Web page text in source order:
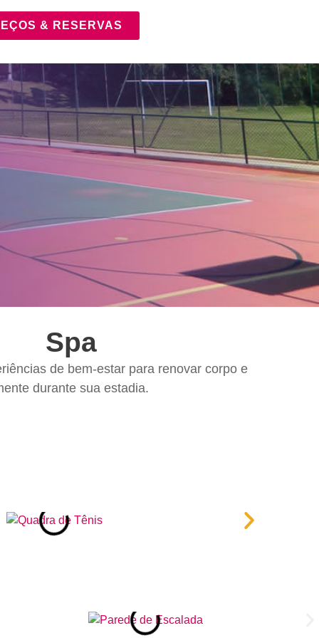
& RESERVAS
Spa
de bem-estar para renovar corpo e
durante sua estadia.